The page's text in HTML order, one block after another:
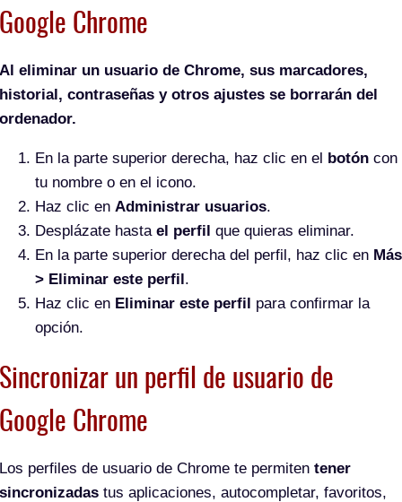
Google Chrome
Al eliminar un usuario de Chrome, sus marcadores,
historial, contraseñas y otros ajustes se borrarán del
ordenador.
En la parte superior derecha, haz clic en el botón con
tu nombre o en el icono.
Haz clic en Administrar usuarios.
Desplázate hasta el perfil que quieras eliminar.
En la parte superior derecha del perfil, haz clic en Más
> Eliminar este perfil.
Haz clic en Eliminar este perfil para confirmar la
opción.
Sincronizar un perfil de usuario de
Google Chrome
Los perfiles de usuario de Chrome te permiten tener
sincronizadas tus aplicaciones, autocompletar, favoritos,